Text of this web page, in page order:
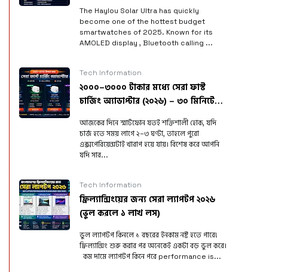
The Haylou Solar Ultra has quickly
become one of the hottest budget
smartwatches of 2025. Known for its
AMOLED display , Bluetooth calling ...
Tech Information
২০০০–৩০০০ টাকার মধ্যে সেরা ফাস্ট
চার্জিং অ্যাডাপ্টার (২০২৬) – ৩০ মিনিটে
আজকের দিনে স্মার্টফোন যতই শক্তিশালী হোক, যদি
চার্জ হতে সময় লাগে ২–৩ ঘণ্টা, তাহলে পুরো
এক্সপেরিয়েন্সটাই খারাপ হয়ে যায়। বিশেষ করে আপনি
যদি সার...
Tech Information
ফ্রিল্যান্সিংয়ের জন্য সেরা ল্যাপটপ ২০২৬
(ভুল করলে ১ লাখ লস)
ভুল ল্যাপটপ কিনলে ১ বছরের ইনকাম নষ্ট হতে পারে!
ফ্রিল্যান্সিং শুরু করার পর অনেকেই একটা বড় ভুল করে।
কম দামে ল্যাপটপ কিনে পরে performance is...